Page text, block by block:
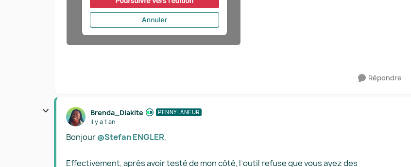
Répondre
Brenda_Diakite PENNYLANEUR
il y a 1 an
Bonjour@Stefan ENGLER,
Effectivement, après avoir testé de mon côté, l’outil refuse que vous ayez des